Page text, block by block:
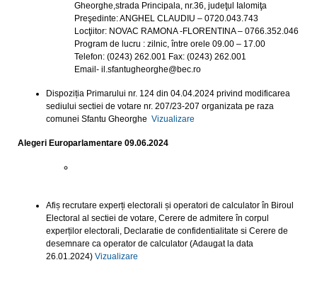
Gheorghe,strada Principala, nr.36, judeţul Ialomiţa
Preşedinte: ANGHEL CLAUDIU – 0720.043.743
Locţiitor: NOVAC RAMONA -FLORENTINA – 0766.352.046
Program de lucru : zilnic, între orele 09.00 – 17.00
Telefon: (0243) 262.001 Fax: (0243) 262.001
Email- il.sfantugheorghe@bec.ro
Dispoziția Primarului nr. 124 din 04.04.2024 privind modificarea
sediului sectiei de votare nr. 207/23-207 organizata pe raza
comunei Sfantu Gheorghe Vizualizare
Alegeri Europarlamentare 09.06.2024
Afiș recrutare experți electorali și operatori de calculator în Biroul
Electoral al sectiei de votare, Cerere de admitere în corpul
experților electorali, Declaratie de confidentialitate si Cerere de
desemnare ca operator de calculator (Adaugat la data
26.01.2024) Vizualizare